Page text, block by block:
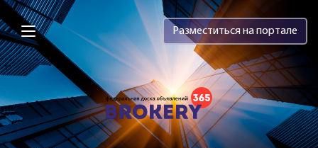
Brokery365 - Рейтинг кредитных
Разместиться на портале